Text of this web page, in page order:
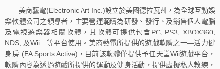
美商藝電(Electronic Art Inc.)設立於美國德拉瓦州，為全球互動娛
樂軟體公司之領導者，主要營運範疇為研發、發行、及銷售個人電腦
及電視遊樂器相關軟體，其軟體可提供包含PC, PS3, XBOX360,
NDS, 及Wii…等平台使用。美商藝電所提供的遊戲軟體之一—活力健
身房 (EA Sports Active)，目前該軟體僅提供予任天堂Wii遊戲平台，
軟體內容為透過遊戲所提供的運動及健身活動，提供虛擬私人教練，